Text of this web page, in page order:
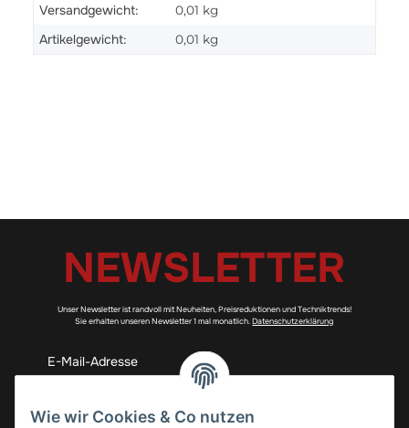
Versandgewicht: 0,01 kg
Artikelgewicht: 0,01 kg
NEWSLETTER
Unser Newsletter ist randvoll mit Neuheiten, Preisreduktionen und Techniktrends!
Sie erhalten unseren Newsletter 1 mal monatlich.Datenschutzerklärung
Abonnieren
Wie wir Cookies & Co nutzen